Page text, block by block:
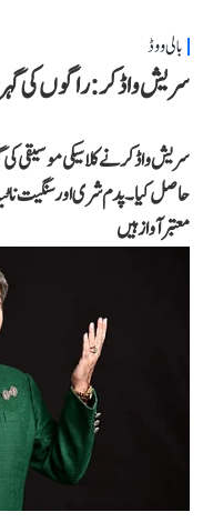
بالی ووڈ
سریش واڈکر: راگوں کی
سریش واڈکر نے کلاسیکی موسیقی کی
حاصل کیا۔ پدم شری اور سنگیت ناٹیہ
معتبر آواز ہیں